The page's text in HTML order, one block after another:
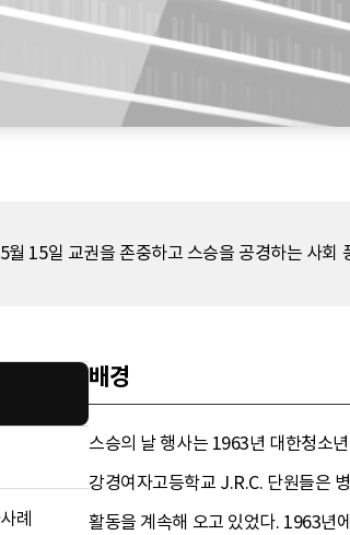
월 15일 교권을 존중하고 스승을 공경하는 사
례
배경
스승의 날 행사는 1963년 대한청소
강경여자고등학교 J.R.C. 단원들은
활동을 계속해 오고 있었다. 1963년